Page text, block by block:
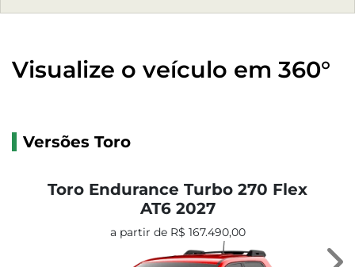
Visualize o veículo em 360°
Versões Toro
Toro Endurance Turbo 270 Flex
AT6 2027
a partir de R$ 167.490,00